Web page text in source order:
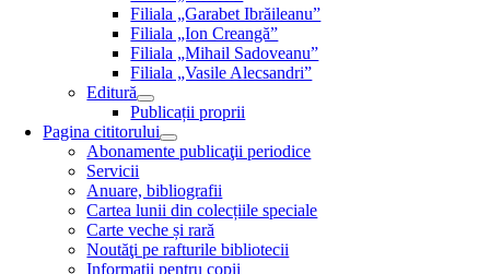
Filiala „Garabet Ibrăileanu”
Filiala „Ion Creangă”
Filiala „Mihail Sadoveanu”
Filiala „Vasile Alecsandri”
Editură
Publicații proprii
Pagina cititorului
Abonamente publicaţii periodice
Servicii
Anuare, bibliografii
Cartea lunii din colecțiile speciale
Carte veche și rară
Noutăţi pe rafturile bibliotecii
Informații pentru copii